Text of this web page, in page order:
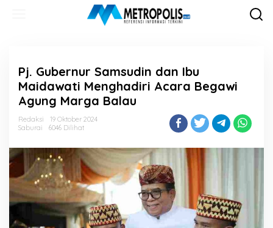
Pj. Gubernur Samsudin dan Ibu
Maidawati Menghadiri Acara Begawi
Agung Marga Balau
Redaksi
19 Oktober 2024
Saburai
6046 Dilihat